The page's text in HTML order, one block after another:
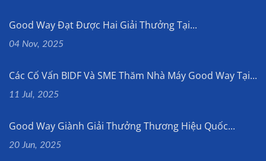
Good Way Đạt Được Hai Giải Thưởng Tại...
04 Nov, 2025
Các Cố Vấn BIDF Và SME Thăm Nhà Máy Good Way Tại...
11 Jul, 2025
Good Way Giành Giải Thưởng Thương Hiệu Quốc...
20 Jun, 2025